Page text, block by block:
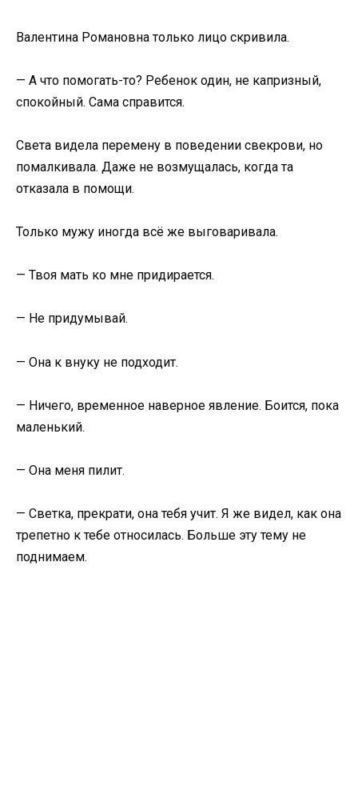
Валентина Романовна только лицо скривила.
— А что помогать-то? Ребенок один, не капризный,
спокойный. Сама справится.
Света видела перемену в поведении свекрови, но
помалкивала. Даже не возмущалась, когда та
отказала в помощи.
Только мужу иногда всё же выговаривала.
— Твоя мать ко мне придирается.
— Не придумывай.
— Она к внуку не подходит.
— Ничего, временное наверное явление. Боится, пока
маленький.
— Она меня пилит.
— Светка, прекрати, она тебя учит. Я же видел, как она
трепетно к тебе относилась. Больше эту тему не
поднимаем.